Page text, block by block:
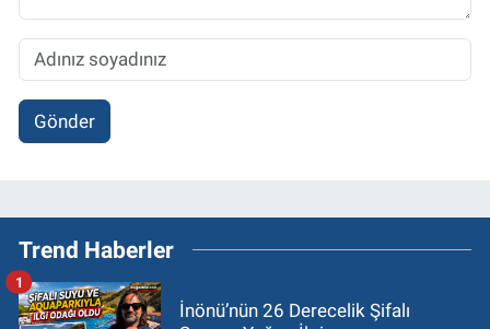
Gönder
Trend Haberler
İnönü’nün 26 Derecelik Şifalı
1